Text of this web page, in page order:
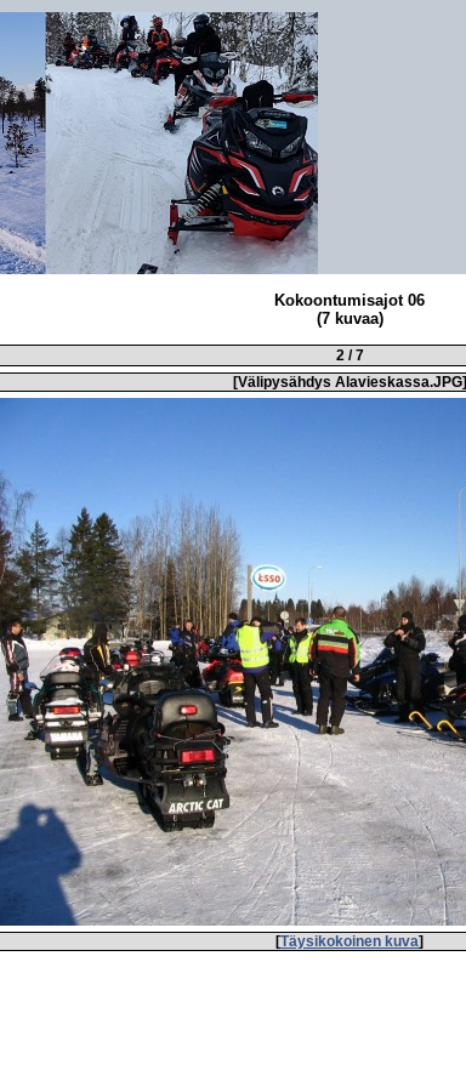
Kokoontumisajot 06
(7 kuvaa)
2 / 7
[Välipysähdys Alavieskassa.JPG]
[Täysikokoinen kuva]